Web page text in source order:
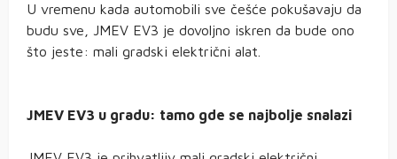
U vremenu kada automobili sve češće pokušavaju da
budu sve, JMEV EV3 je dovoljno iskren da bude ono
što jeste: mali gradski električni alat.
JMEV EV3 u gradu: tamo gde se najbolje snalazi